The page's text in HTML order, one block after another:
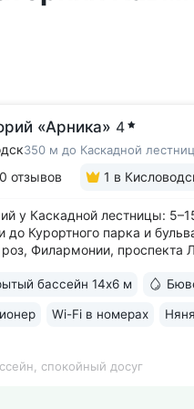
«Арника» 4
350 м до Каскадной
отзывов 1 в
у Каскадной лестницы:
до Курортного парка и
Филармонии, проспекта
2018 году. 95% отзывов о
превзошёл ожидания по
бассейн 14х6 м
Wi-Fi в номерах Няня
спокойный досуг